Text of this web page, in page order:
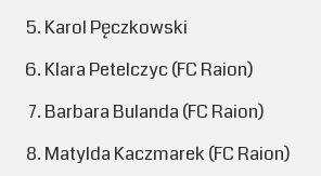
Karol Pęczkowski
Klara Petelczyc (FC Raion)
Barbara Bulanda (FC Raion)
Matylda Kaczmarek (FC Raion)